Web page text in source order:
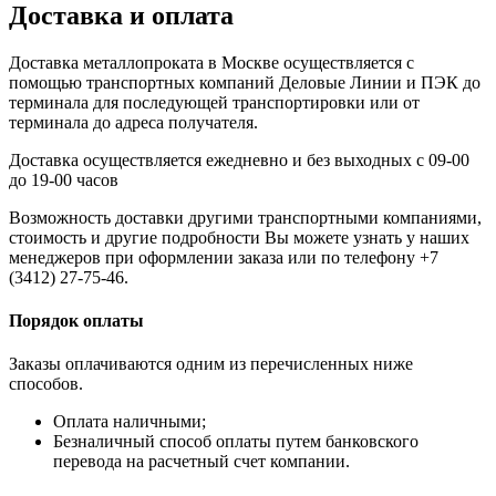
Доставка и оплата
Доставка металлопроката в Москве осуществляется с
помощью транспортных компаний Деловые Линии и ПЭК до
терминала для последующей транспортировки или от
терминала до адреса получателя.
Доставка осуществляется ежедневно и без выходных с 09-00
до 19-00 часов
Возможность доставки другими транспортными компаниями,
стоимость и другие подробности Вы можете узнать у наших
менеджеров при оформлении заказа или по телефону +7
(3412) 27-75-46.
Порядок оплаты
Заказы оплачиваются одним из перечисленных ниже
способов.
Оплата наличными;
Безналичный способ оплаты путем банковского
перевода на расчетный счет компании.